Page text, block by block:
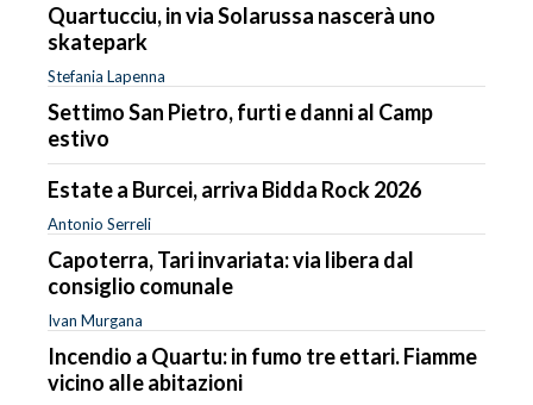
Quartucciu, in via Solarussa nascerà uno
skatepark
Stefania Lapenna
Settimo San Pietro, furti e danni al Camp
estivo
Estate a Burcei, arriva Bidda Rock 2026
Antonio Serreli
Capoterra, Tari invariata: via libera dal
consiglio comunale
Ivan Murgana
Incendio a Quartu: in fumo tre ettari. Fiamme
vicino alle abitazioni